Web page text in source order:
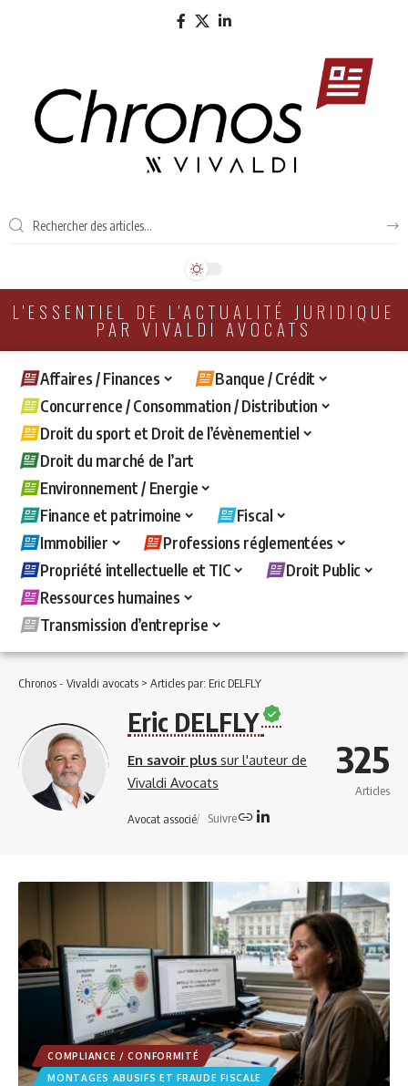
L'ESSENTIEL DE L'ACTUALITÉ JURIDIQUE
PAR VIVALDI AVOCATS
Affaires / Finances
Banque / Crédit
Concurrence / Consommation / Distribution
Droit du sport et Droit de l’évènementiel
Droit du marché de l’art
Environnement / Energie
Finance et patrimoine
Fiscal
Immobilier
Professions réglementées
Propriété intellectuelle et TIC
Droit Public
Ressources humaines
Transmission d’entreprise
Chronos - Vivaldi avocats > Articles par: Eric DELFLY
Eric DELFLY
En savoir plus sur l'auteur de
Vivaldi Avocats
Avocat associé Suivre
325
Articles
COMPLIANCE / CONFORMITÉ
MONTAGES ABUSIFS ET FRAUDE FISCALE